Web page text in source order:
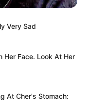
Very Sad
Her Face. Look At Her
At Cher's Stomach: